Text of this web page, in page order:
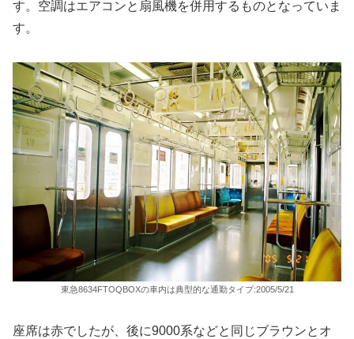
す。空調はエアコンと扇風機を併用するものとなっていま
す。
東急8634FTOQBOXの車内は典型的な通勤タイプ:2005/5/21
座席は赤でしたが、後に9000系などと同じブラウンとオ